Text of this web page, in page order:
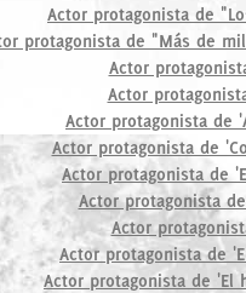
Actor protagonista de
protagonista de "Más de
Actor
Actor
Actor protagonista de
Actor protagonista de
Actor protagonista de
Actor protagonista
Actor
Actor protagonista de
Actor protagonista de 'El